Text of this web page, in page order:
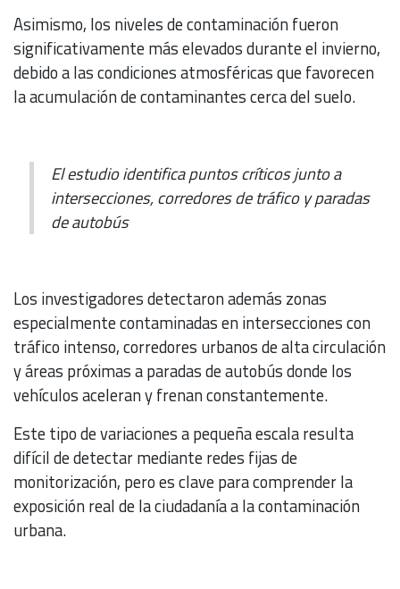
Asimismo, los niveles de contaminación fueron
significativamente más elevados durante el invierno,
debido a las condiciones atmosféricas que favorecen
la acumulación de contaminantes cerca del suelo.
El estudio identifica puntos críticos junto a
intersecciones, corredores de tráfico y paradas
de autobús
Los investigadores detectaron además zonas
especialmente contaminadas en intersecciones con
tráfico intenso, corredores urbanos de alta circulación
y áreas próximas a paradas de autobús donde los
vehículos aceleran y frenan constantemente.
Este tipo de variaciones a pequeña escala resulta
difícil de detectar mediante redes fijas de
monitorización, pero es clave para comprender la
exposición real de la ciudadanía a la contaminación
urbana.